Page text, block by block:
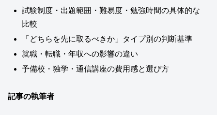
試験制度・出題範囲・難易度・勉強時間の具体的な
比較
「どちらを先に取るべきか」タイプ別の判断基準
就職・転職・年収への影響の違い
予備校・独学・通信講座の費用感と選び方
記事の執筆者